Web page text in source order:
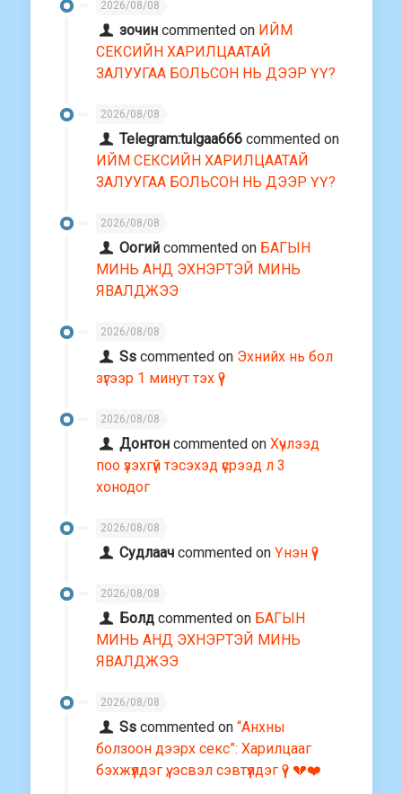
2026/08/08
зочин commented on ИЙМ
СЕКСИЙН ХАРИЛЦААТАЙ
ЗАЛУУГАА БОЛЬСОН НЬ ДЭЭР ҮҮ?
2026/08/08
Telegram:tulgaa666 commented on
ИЙМ СЕКСИЙН ХАРИЛЦААТАЙ
ЗАЛУУГАА БОЛЬСОН НЬ ДЭЭР ҮҮ?
2026/08/08
Оогий commented on БАГЫН
МИНЬ АНД ЭХНЭРТЭЙ МИНЬ
ЯВАЛДЖЭЭ
2026/08/08
Ss commented on Эхнийх нь бол
зүгээр 1 минут тэх үү?
2026/08/08
Донтон commented onХүчлээд
поо үзэхгүй тэсэхэд үсрээд л 3
хонодог
2026/08/08
Судлаач commented onҮнэн үү?
2026/08/08
Болд commented on БАГЫН
МИНЬ АНД ЭХНЭРТЭЙ МИНЬ
ЯВАЛДЖЭЭ
2026/08/08
Ss commented on“Анхны
болзоон дээрх секс”: Харилцааг
бэхжүүлдэг үү, эсвэл сэвтүүлдэг үү? 💔❤️